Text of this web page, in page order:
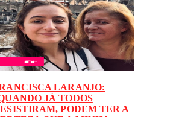
LARANJO:
JÁ TODOS
PODEM TER A